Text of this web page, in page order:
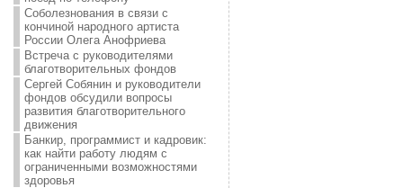
Соболезнования в связи с
кончиной народного артиста
России Олега Анофриева
Встреча с руководителями
благотворительных фондов
Сергей Собянин и руководители
фондов обсудили вопросы
развития благотворительного
движения
Банкир, программист и кадровик:
как найти работу людям с
ограниченными возможностями
здоровья